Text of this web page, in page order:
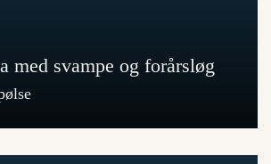
med svampe og forårsløg